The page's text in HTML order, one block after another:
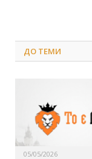
ДО ТЕМИ
05/05/2026